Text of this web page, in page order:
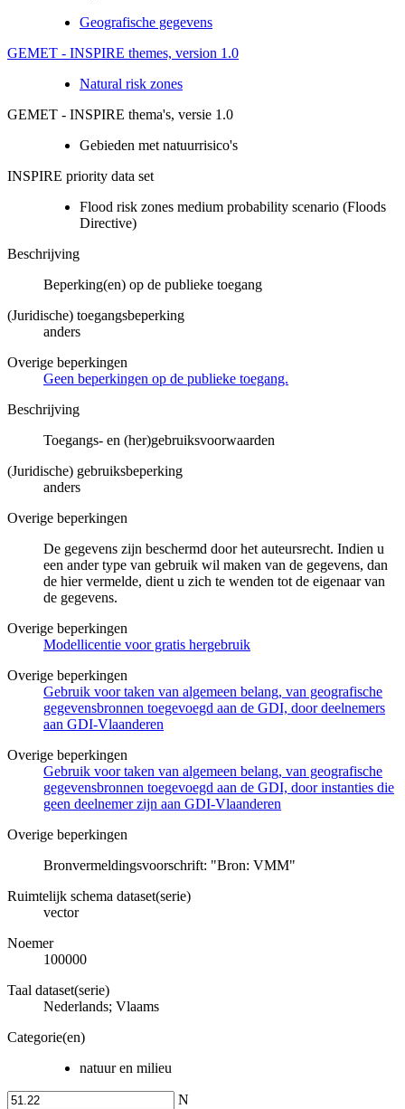
Geografische gegevens
GEMET - INSPIRE themes, version 1.0
Natural risk zones
GEMET - INSPIRE thema's, versie 1.0
Gebieden met natuurrisico's
INSPIRE priority data set
Flood risk zones medium probability scenario (Floods
Directive)
Beschrijving
Beperking(en) op de publieke toegang
(Juridische) toegangsbeperking
anders
Overige beperkingen
Geen beperkingen op de publieke toegang.
Beschrijving
Toegangs- en (her)gebruiksvoorwaarden
(Juridische) gebruiksbeperking
anders
Overige beperkingen
De gegevens zijn beschermd door het auteursrecht. Indien u
een ander type van gebruik wil maken van de gegevens, dan
de hier vermelde, dient u zich te wenden tot de eigenaar van
de gegevens.
Overige beperkingen
Modellicentie voor gratis hergebruik
Overige beperkingen
Gebruik voor taken van algemeen belang, van geografische
gegevensbronnen toegevoegd aan de GDI, door deelnemers
aan GDI-Vlaanderen
Overige beperkingen
Gebruik voor taken van algemeen belang, van geografische
gegevensbronnen toegevoegd aan de GDI, door instanties die
geen deelnemer zijn aan GDI-Vlaanderen
Overige beperkingen
Bronvermeldingsvoorschrift: "Bron: VMM"
Ruimtelijk schema dataset(serie)
vector
Noemer
100000
Taal dataset(serie)
Nederlands; Vlaams
Categorie(en)
natuur en milieu
N